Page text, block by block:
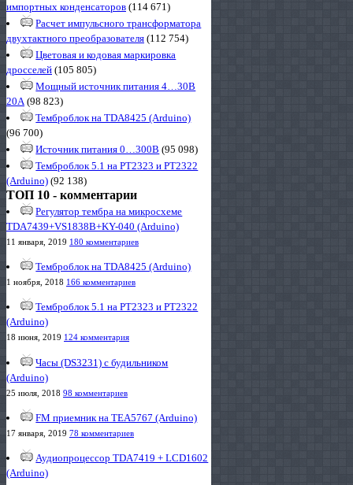
импортных конденсаторов (114 671)
Расчет импульсного трансформатора
двухтактного преобразователя (112 754)
Цветовая и кодовая маркировка
дросселей (105 805)
Мощный источник питания 4…30В
20А(98 823)
Темброблок на TDA8425 (Arduino)
(96 700)
Источник питания 0…300В (95 098)
Темброблок 5.1 на PT2323 и PT2322
(Arduino) (92 138)
ТОП 10 - комментарии
Регулятор тембра на микросхеме
TDA7439+VS1838B+KY-040 (Arduino)
11 января, 2019 180 комментариев
Темброблок на TDA8425 (Arduino)
1 ноября, 2018 166 комментариев
Темброблок 5.1 на PT2323 и PT2322
(Arduino)
18 июня, 2019 124 комментария
Часы (DS3231) с будильником
(Arduino)
25 июля, 2018 98 комментариев
FM приемник на TEA5767 (Arduino)
17 января, 2019 78 комментариев
Аудиопроцессор TDA7419 + LCD1602
(Arduino)